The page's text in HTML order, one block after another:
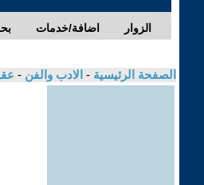
اضافة/خدمات الزوار
الصفحة الرئيسية - الادب والفن -